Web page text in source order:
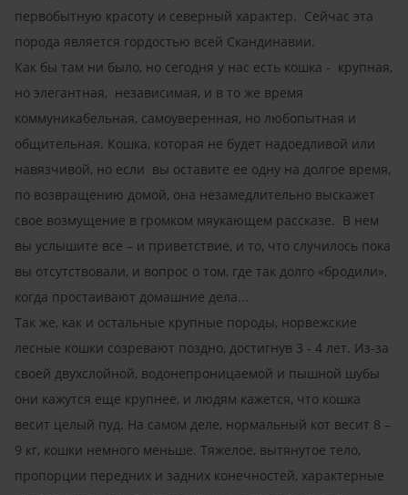
первобытную красоту и северный характер. Сейчас эта
порода является гордостью всей Скандинавии.
Как бы там ни было, но сегодня у нас есть кошка - крупная,
но элегантная, независимая, и в то же время
коммуникабельная, самоуверенная, но любопытная и
общительная. Кошка, которая не будет надоедливой или
навязчивой, но если вы оставите ее одну на долгое время,
по возвращению домой, она незамедлительно выскажет
свое возмущение в громком мяукающем рассказе. В нем
вы услышите все – и приветствие, и то, что случилось пока
вы отсутствовали, и вопрос о том, где так долго «бродили»,
когда простаивают домашние дела...
Так же, как и остальные крупные породы, норвежские
лесные кошки созревают поздно, достигнув 3 - 4 лет. Из-за
своей двухслойной, водонепроницаемой и пышной шубы
они кажутся еще крупнее, и людям кажется, что кошка
весит целый пуд. На самом деле, нормальный кот весит 8 –
9 кг, кошки немного меньше. Тяжелое, вытянутое тело,
пропорции передних и задних конечностей, характерные